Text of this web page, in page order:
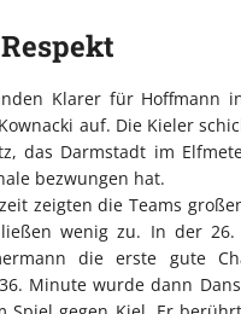
Klarer für Hoffmann
auf. Die Kieler
das Darmstadt im
bezwungen hat.
zeigten die Teams
ließen wenig zu. In der
die erste gute
Minute wurde dann